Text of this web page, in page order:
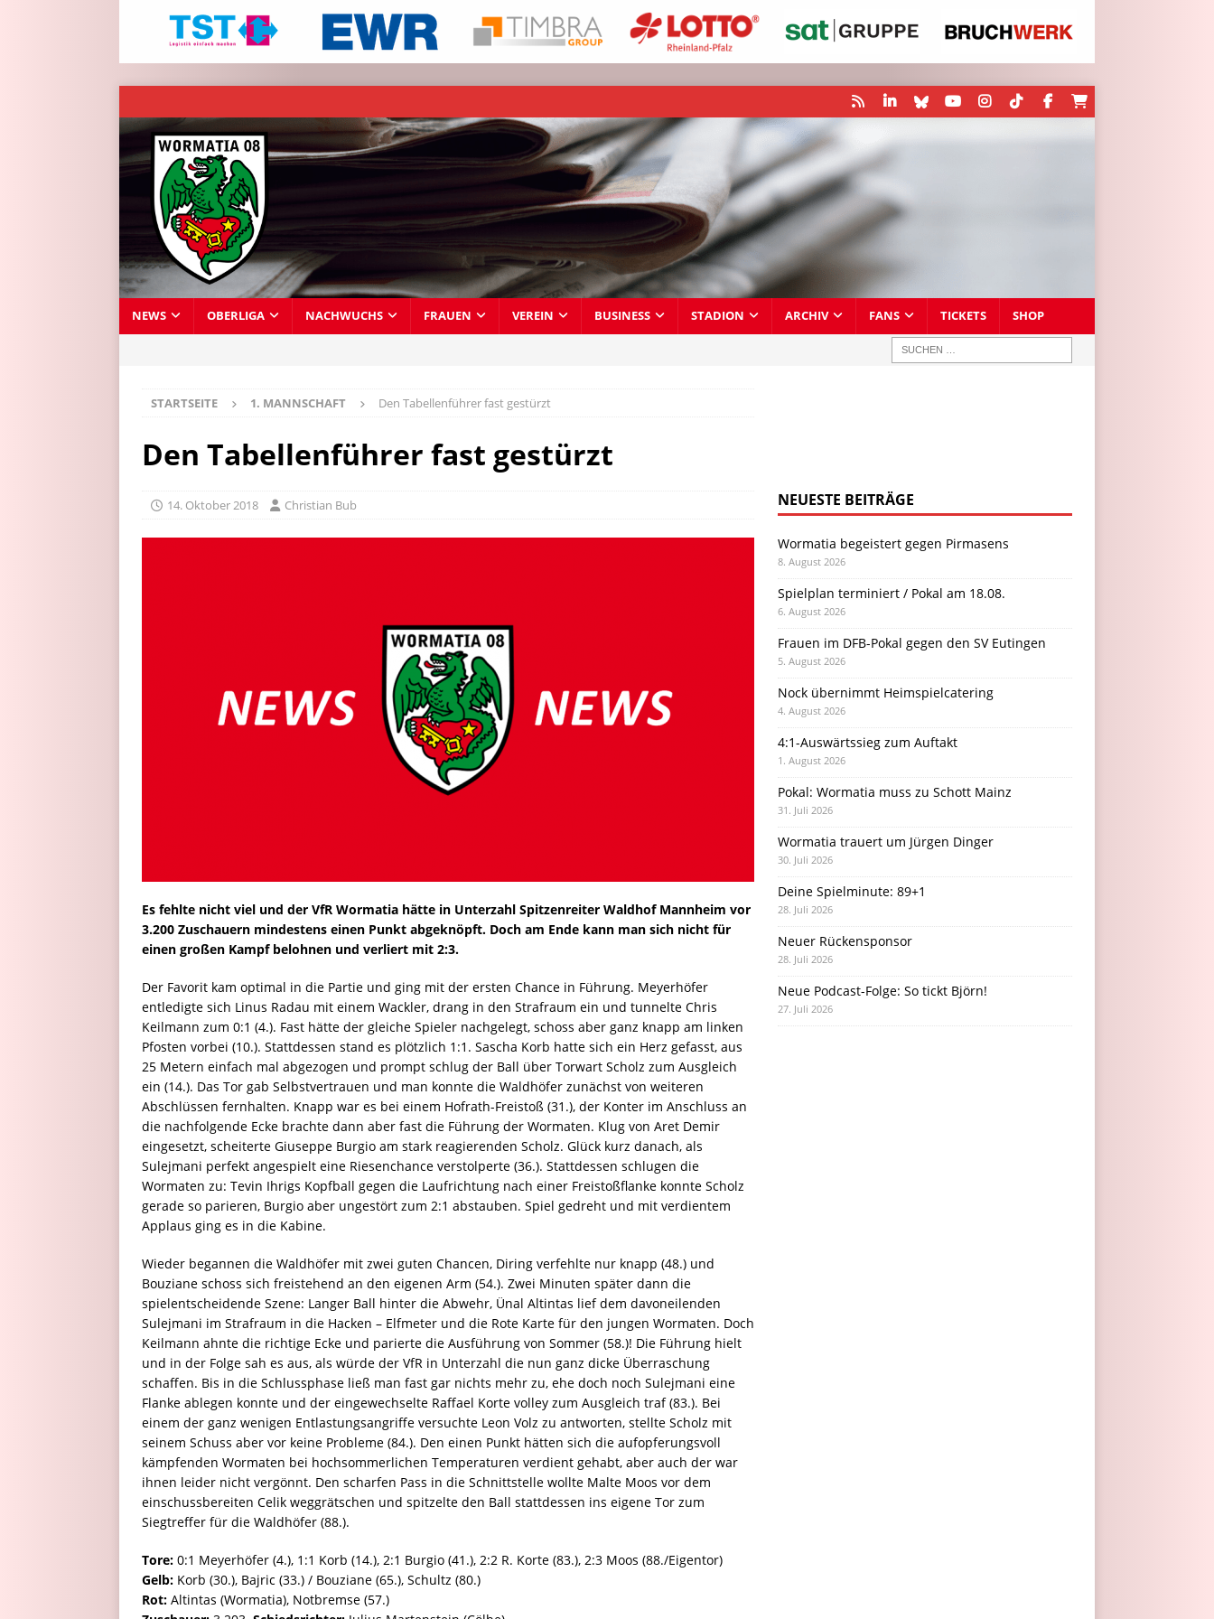
NEWS OBERLIGA NACHWUCHS FRAUEN VEREIN BUSINESS STADION ARCHIV FANS TICKETS SHOP
STARTSEITE 1. MANNSCHAFT Den Tabellenführer fast gestürzt
Den Tabellenführer fast gestürzt
14. Oktober 2018 Christian Bub
Es fehlte nicht viel und der VfR Wormatia hätte in Unterzahl Spitzenreiter Waldhof Mannheim vor
3.200 Zuschauern mindestens einen Punkt abgeknöpft. Doch am Ende kann man sich nicht für
einen großen Kampf belohnen und verliert mit 2:3.
Der Favorit kam optimal in die Partie und ging mit der ersten Chance in Führung. Meyerhöfer
entledigte sich Linus Radau mit einem Wackler, drang in den Strafraum ein und tunnelte Chris
Keilmann zum 0:1 (4.). Fast hätte der gleiche Spieler nachgelegt, schoss aber ganz knapp am linken
Pfosten vorbei (10.). Stattdessen stand es plötzlich 1:1. Sascha Korb hatte sich ein Herz gefasst, aus
25 Metern einfach mal abgezogen und prompt schlug der Ball über Torwart Scholz zum Ausgleich
ein (14.). Das Tor gab Selbstvertrauen und man konnte die Waldhöfer zunächst von weiteren
Abschlüssen fernhalten. Knapp war es bei einem Hofrath-Freistoß (31.), der Konter im Anschluss an
die nachfolgende Ecke brachte dann aber fast die Führung der Wormaten. Klug von Aret Demir
eingesetzt, scheiterte Giuseppe Burgio am stark reagierenden Scholz. Glück kurz danach, als
Sulejmani perfekt angespielt eine Riesenchance verstolperte (36.). Stattdessen schlugen die
Wormaten zu: Tevin Ihrigs Kopfball gegen die Laufrichtung nach einer Freistoßflanke konnte Scholz
gerade so parieren, Burgio aber ungestört zum 2:1 abstauben. Spiel gedreht und mit verdientem
Applaus ging es in die Kabine.
Wieder begannen die Waldhöfer mit zwei guten Chancen, Diring verfehlte nur knapp (48.) und
Bouziane schoss sich freistehend an den eigenen Arm (54.). Zwei Minuten später dann die
spielentscheidende Szene: Langer Ball hinter die Abwehr, Ünal Altintas lief dem davoneilenden
Sulejmani im Strafraum in die Hacken – Elfmeter und die Rote Karte für den jungen Wormaten. Doch
Keilmann ahnte die richtige Ecke und parierte die Ausführung von Sommer (58.)! Die Führung hielt
und in der Folge sah es aus, als würde der VfR in Unterzahl die nun ganz dicke Überraschung
schaffen. Bis in die Schlussphase ließ man fast gar nichts mehr zu, ehe doch noch Sulejmani eine
Flanke ablegen konnte und der eingewechselte Raffael Korte volley zum Ausgleich traf (83.). Bei
einem der ganz wenigen Entlastungsangriffe versuchte Leon Volz zu antworten, stellte Scholz mit
seinem Schuss aber vor keine Probleme (84.). Den einen Punkt hätten sich die aufopferungsvoll
kämpfenden Wormaten bei hochsommerlichen Temperaturen verdient gehabt, aber auch der war
ihnen leider nicht vergönnt. Den scharfen Pass in die Schnittstelle wollte Malte Moos vor dem
einschussbereiten Celik weggrätschen und spitzelte den Ball stattdessen ins eigene Tor zum
Siegtreffer für die Waldhöfer (88.).
Tore: 0:1 Meyerhöfer (4.), 1:1 Korb (14.), 2:1 Burgio (41.), 2:2 R. Korte (83.), 2:3 Moos (88./Eigentor)
Gelb: Korb (30.), Bajric (33.) / Bouziane (65.), Schultz (80.)
Rot: Altintas (Wormatia), Notbremse (57.)
NEUESTE BEITRÄGE
Wormatia begeistert gegen Pirmasens
8. August 2026
Spielplan terminiert / Pokal am 18.08.
6. August 2026
Frauen im DFB-Pokal gegen den SV Eutingen
5. August 2026
Nock übernimmt Heimspielcatering
4. August 2026
4:1-Auswärtssieg zum Auftakt
1. August 2026
Pokal: Wormatia muss zu Schott Mainz
31. Juli 2026
Wormatia trauert um Jürgen Dinger
30. Juli 2026
Deine Spielminute: 89+1
28. Juli 2026
Neuer Rückensponsor
28. Juli 2026
Neue Podcast-Folge: So tickt Björn!
27. Juli 2026